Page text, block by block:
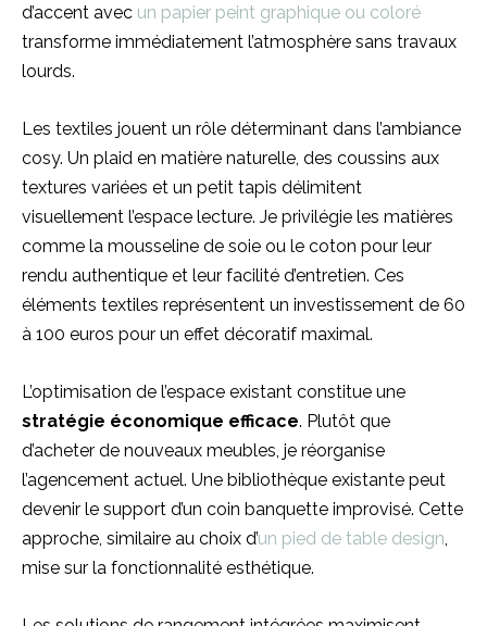
d’accent avec un papier peint graphique ou coloré
transforme immédiatement l’atmosphère sans travaux
lourds.
Les textiles jouent un rôle déterminant dans l’ambiance
cosy. Un plaid en matière naturelle, des coussins aux
textures variées et un petit tapis délimitent
visuellement l’espace lecture. Je privilégie les matières
comme la mousseline de soie ou le coton pour leur
rendu authentique et leur facilité d’entretien. Ces
éléments textiles représentent un investissement de 60
à 100 euros pour un effet décoratif maximal.
L’optimisation de l’espace existant constitue une
stratégie économique efficace. Plutôt que
d’acheter de nouveaux meubles, je réorganise
l’agencement actuel. Une bibliothèque existante peut
devenir le support d’un coin banquette improvisé. Cette
approche, similaire au choix d’un pied de table design
mise sur la fonctionnalité esthétique.